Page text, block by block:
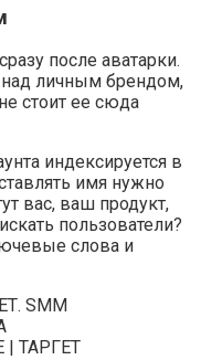
после аватарки.
личным брендом,
стоит ее сюда
индексируется в
имя нужно
вас, ваш продукт,
пользователи?
слова и
SMM
ТАРГЕТ